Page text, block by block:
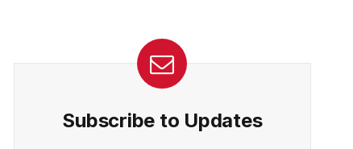
Subscribe to Updates